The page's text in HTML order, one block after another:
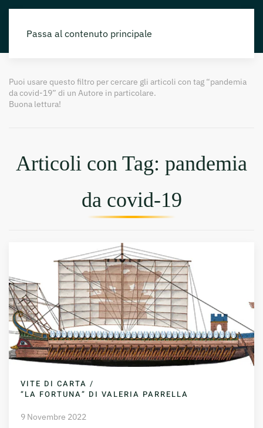
Passa al contenuto principale
Puoi usare questo filtro per cercare gli articoli con tag “pandemia
da covid-19” di un Autore in particolare.
Buona lettura!
Articoli con Tag: pandemia
da covid-19
VITE DI CARTA /
“LA FORTUNA” DI VALERIA PARRELLA
9 Novembre 2022